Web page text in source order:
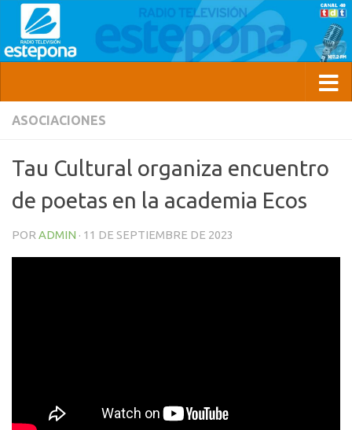
ASOCIACIONES
Tau Cultural organiza encuentro
de poetas en la academia Ecos
POR ADMIN · 11 DE SEPTIEMBRE DE 2023